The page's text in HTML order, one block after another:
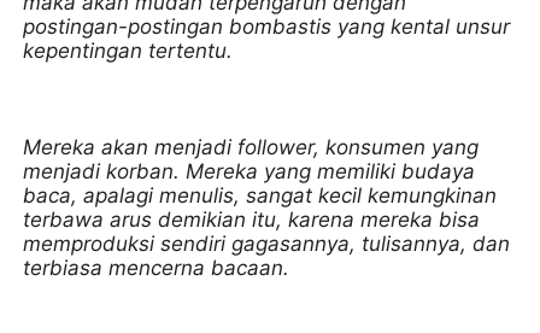
postingan-postingan bombastis yang kental unsur
kepentingan tertentu.
Mereka akan menjadi follower, konsumen yang
menjadi korban. Mereka yang memiliki budaya
baca, apalagi menulis, sangat kecil kemungkinan
terbawa arus demikian itu, karena mereka bisa
memproduksi sendiri gagasannya, tulisannya, dan
terbiasa mencerna bacaan.